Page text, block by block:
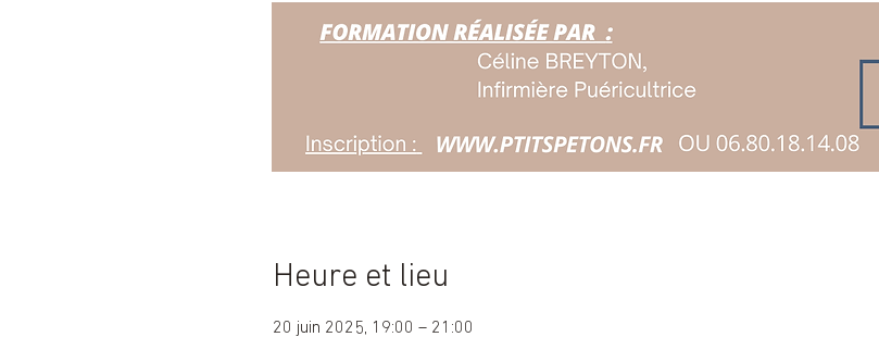
Heure et lieu
20 juin 2025, 19:00 – 21:00